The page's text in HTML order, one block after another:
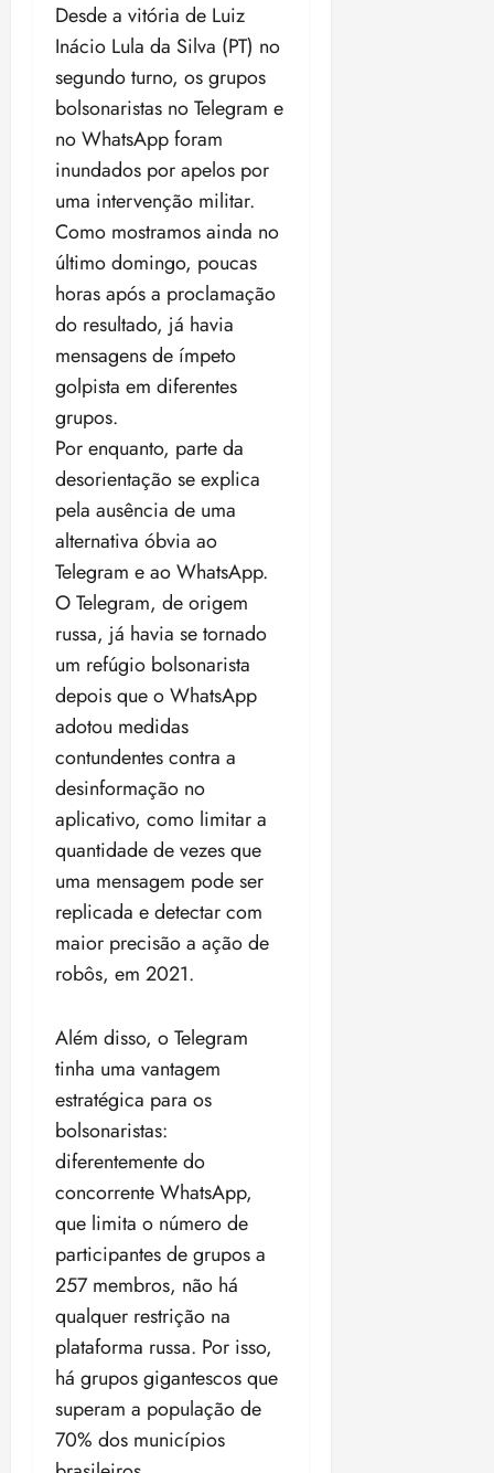
Desde a vitória de Luiz
Inácio Lula da Silva (PT) no
segundo turno, os grupos
bolsonaristas no Telegram e
no WhatsApp foram
inundados por apelos por
uma intervenção militar.
Como mostramos ainda no
último domingo, poucas
horas após a proclamação
do resultado, já havia
mensagens de ímpeto
golpista em diferentes
grupos.
Por enquanto, parte da
desorientação se explica
pela ausência de uma
alternativa óbvia ao
Telegram e ao WhatsApp.
O Telegram, de origem
russa, já havia se tornado
um refúgio bolsonarista
depois que o WhatsApp
adotou medidas
contundentes contra a
desinformação no
aplicativo, como limitar a
quantidade de vezes que
uma mensagem pode ser
replicada e detectar com
maior precisão a ação de
robôs, em 2021.
Além disso, o Telegram
tinha uma vantagem
estratégica para os
bolsonaristas:
diferentemente do
concorrente WhatsApp,
que limita o número de
participantes de grupos a
257 membros, não há
qualquer restrição na
plataforma russa. Por isso,
há grupos gigantescos que
superam a população de
70% dos municípios